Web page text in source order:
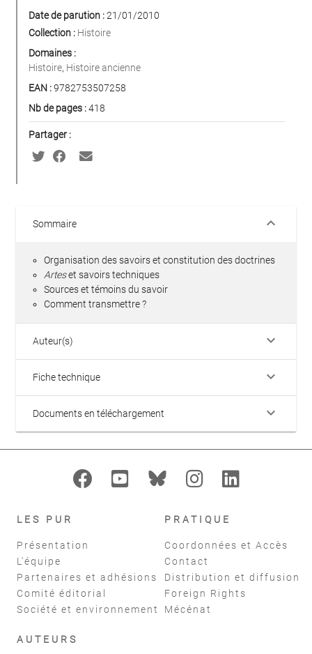
Date de parution :21/01/2010
Collection : Histoire
Domaines :
Histoire, Histoire ancienne
EAN :9782753507258
Nb de pages :418
Partager :
Sommaire keyboard_arrow_down
Organisation des savoirs et constitution des doctrines
Arteset savoirs techniques
Sources et témoins du savoir
Comment transmettre ?
Auteur(s) keyboard_arrow_down
Fiche technique keyboard_arrow_down
Documents en téléchargement keyboard_arrow_down
LES PUR
Présentation
L'équipe
Partenaires et adhésions
Comité éditorial
Société et environnement
PRATIQUE
Coordonnées et Accès
Contact
Distribution et diffusion
Foreign Rights
Mécénat
AUTEURS